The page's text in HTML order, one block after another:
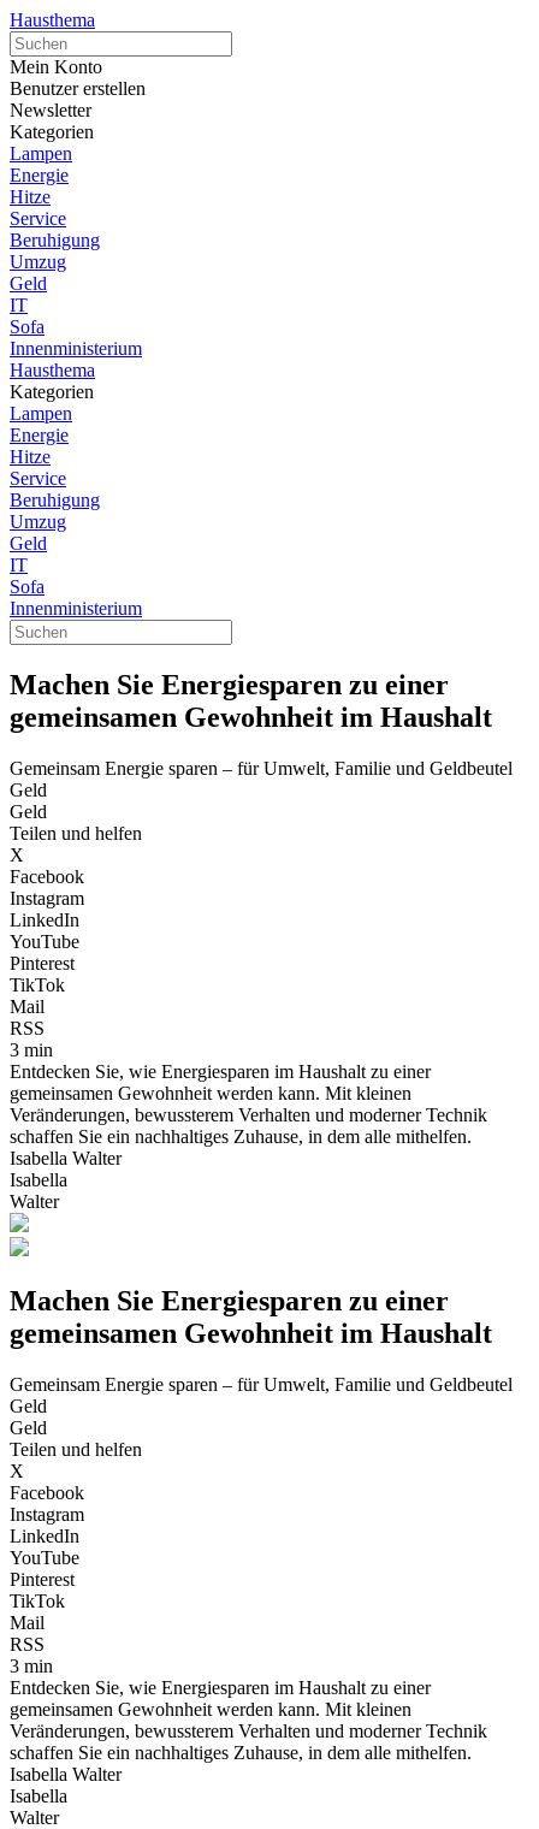
Hausthema
Mein Konto
Benutzer erstellen
Newsletter
Kategorien
Lampen
Energie
Hitze
Service
Beruhigung
Umzug
Geld
IT
Sofa
Innenministerium
Hausthema
Kategorien
Lampen
Energie
Hitze
Service
Beruhigung
Umzug
Geld
IT
Sofa
Innenministerium
Machen Sie Energiesparen zu einer
gemeinsamen Gewohnheit im Haushalt
Gemeinsam Energie sparen – für Umwelt, Familie und Geldbeutel
Geld
Geld
Teilen und helfen
X
Facebook
Instagram
LinkedIn
YouTube
Pinterest
TikTok
Mail
RSS
3 min
Entdecken Sie, wie Energiesparen im Haushalt zu einer
gemeinsamen Gewohnheit werden kann. Mit kleinen
Veränderungen, bewussterem Verhalten und moderner Technik
schaffen Sie ein nachhaltiges Zuhause, in dem alle mithelfen.
Isabella Walter
Isabella
Walter
Machen Sie Energiesparen zu einer
gemeinsamen Gewohnheit im Haushalt
Gemeinsam Energie sparen – für Umwelt, Familie und Geldbeutel
Geld
Geld
Teilen und helfen
X
Facebook
Instagram
LinkedIn
YouTube
Pinterest
TikTok
Mail
RSS
3 min
Entdecken Sie, wie Energiesparen im Haushalt zu einer
gemeinsamen Gewohnheit werden kann. Mit kleinen
Veränderungen, bewussterem Verhalten und moderner Technik
schaffen Sie ein nachhaltiges Zuhause, in dem alle mithelfen.
Isabella Walter
Isabella
Walter